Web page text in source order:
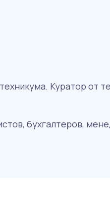
Куратор от
бухгалтеров,